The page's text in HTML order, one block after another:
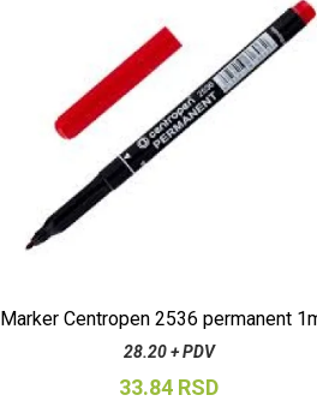
Marker Centropen 2536 permanent
28.20 + PDV
33.84 RSD